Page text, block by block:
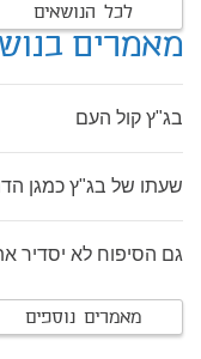
לכל הנושאים
מאמרים
בג"ץ קול העם
שעתו של בג"ץ כמגן
גם הסיפוח לא יסדיר
מאמרים נוספים